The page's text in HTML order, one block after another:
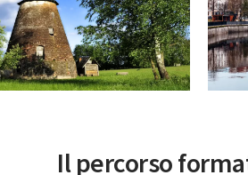
Il percorso